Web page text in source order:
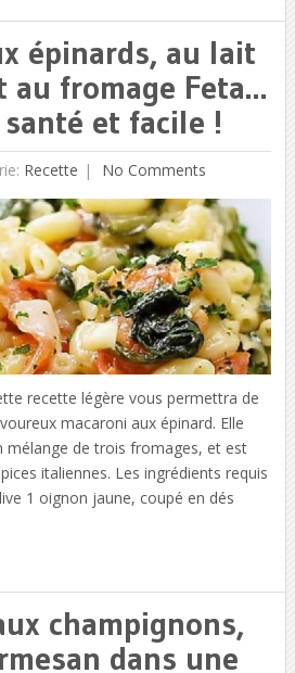
épinards, au lait
au fromage Feta…
et facile !
Recette No Comments
recette légère vous permettra de
macaroni aux épinard. Elle
mélange de trois fromages, et est
italiennes. Les ingrédients requis
1 oignon jaune, coupé en dés
champignons,
dans une